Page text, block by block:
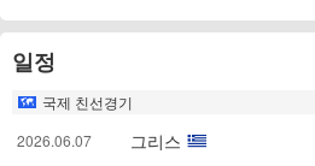
일정
국제 친선경기
2026.06.07
그리스